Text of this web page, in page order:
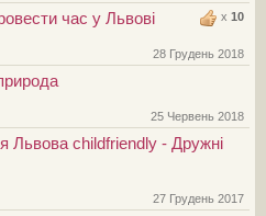
x 10
час у Львові
28 Грудень 2018
25 Червень 2018
Львова childfriendly - Дружні
27 Грудень 2017